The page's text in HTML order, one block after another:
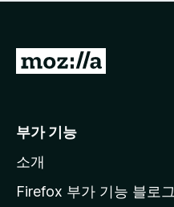
점
습
니
M
l
a
부가 기능
소개
Firefox 부가 기능 블로그